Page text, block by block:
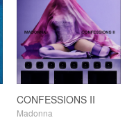
CONFESSIONS II
Madonna